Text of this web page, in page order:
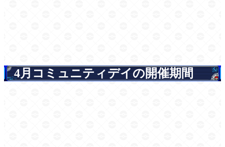
4月コミュニティデイの開催期間